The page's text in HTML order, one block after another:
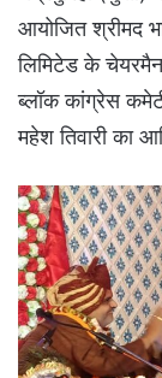
आयोजित श्रीमद
लिमिटेड के
ब्लॉक कांग्रेस
महेश तिवारी का